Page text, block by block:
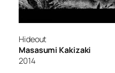
Hideout
Masasumi Kakizaki
2014